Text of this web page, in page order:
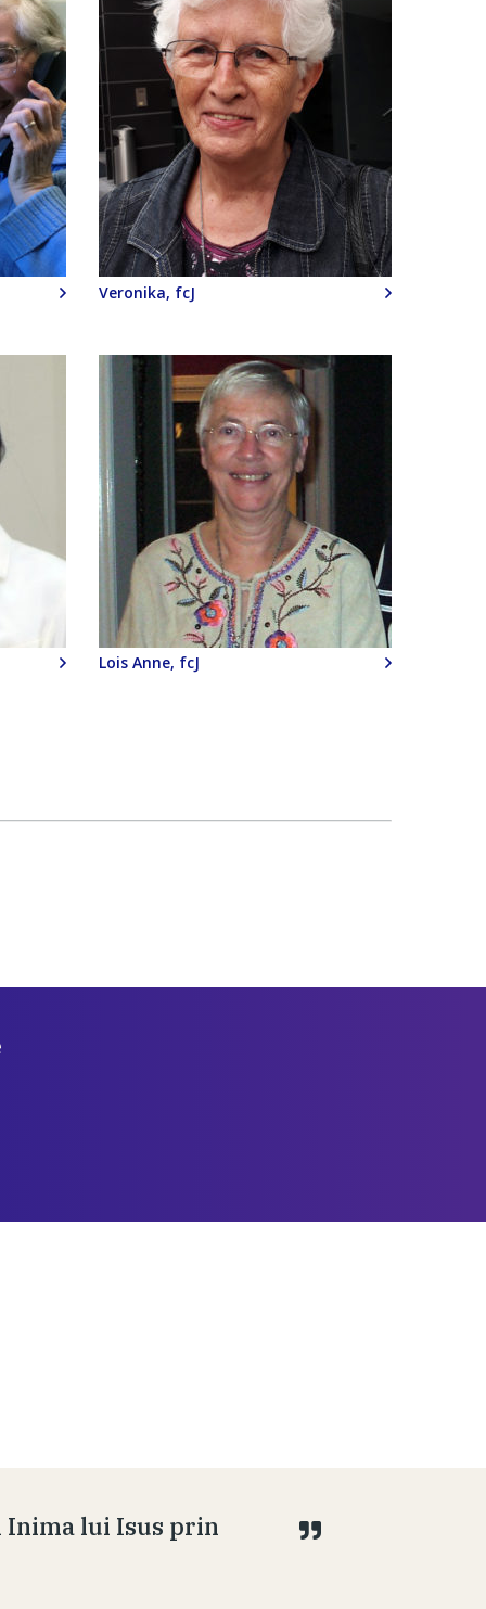
Veronika, fcJ
Lois Anne, fcJ
Inima lui Isus prin